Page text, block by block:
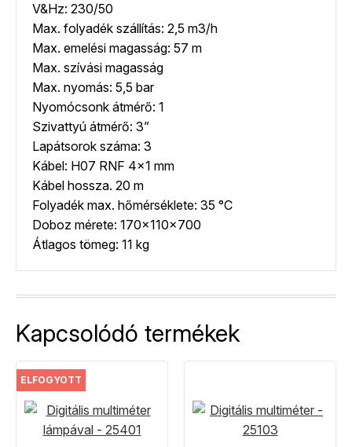
V&Hz: 230/50
Max. folyadék szállítás: 2,5 m3/h
Max. emelési magasság: 57 m
Max. szívási magasság
Max. nyomás: 5,5 bar
Nyomócsonk átmérő: 1
Szivattyú átmérő: 3”
Lapátsorok száma: 3
Kábel: H07 RNF 4×1 mm
Kábel hossza. 20 m
Folyadék max. hőmérséklete: 35 °C
Doboz mérete: 170x110x700
Átlagos tömeg: 11 kg
Kapcsolódó termékek
ELFOGYOTT